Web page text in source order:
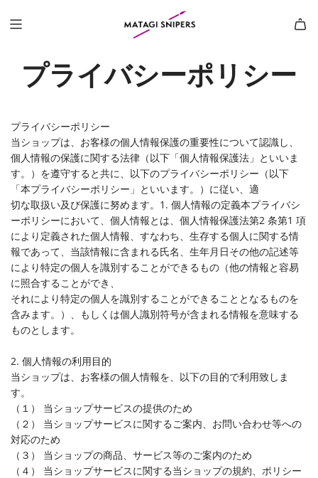
プライバシーポリシー
プライバシーポリシー
当ショップは、お客様の個人情報保護の重要性について認識し、
個人情報の保護に関する法律（以下「個人情報保護法」といいま
す。）を遵守すると共に、以下のプライバシーポリシー（以下
「本プライバシーポリシー」といいます。）に従い、適
切な取扱い及び保護に努めます。1. 個人情報の定義本プライバシ
ーポリシーにおいて、個人情報とは、個人情報保護法第2 条第1 項
により定義された個人情報、すなわち、生存する個人に関する情
報であって、当該情報に含まれる氏名、生年月日その他の記述等
により特定の個人を識別することができるもの（他の情報と容易
に照合することができ、
それにより特定の個人を識別することができることとなるものを
含みます。）、もしくは個人識別符号が含まれる情報を意味する
ものとします。
2. 個人情報の利用目的
当ショップは、お客様の個人情報を、以下の目的で利用致しま
す。
（１） 当ショップサービスの提供のため
（２） 当ショップサービスに関するご案内、お問い合わせ等への
対応のため
（３） 当ショップの商品、サービス等のご案内のため
（４） 当ショップサービスに関する当ショップの規約、ポリシー